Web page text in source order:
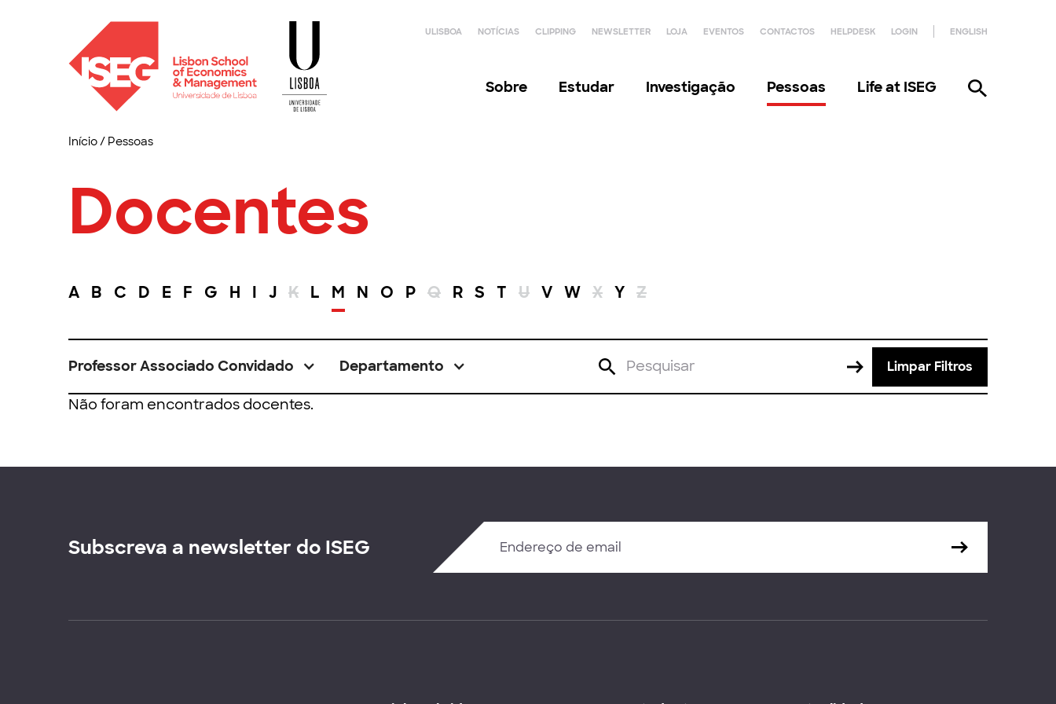
ULISBOA NOTÍCIAS CLIPPING NEWSLETTER LOJA EVENTOS CONTACTOS HELPDESK LOGIN ENGLISH
Sobre Estudar Investigação Pessoas Life at ISEG
Início/ Pessoas
Docentes
A B C D E F G H I J K L M N O P Q R S T U V W X Y Z
Professor Associado Convidado Departamento Limpar Filtros
Não foram encontrados docentes.
Subscreva a newsletter do ISEG